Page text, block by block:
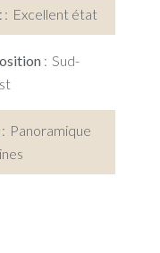
Excellent état
Sud-
Panoramique